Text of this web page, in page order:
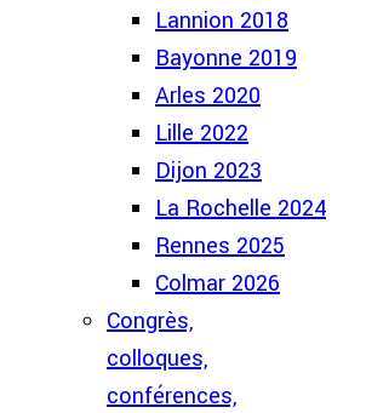
Lannion 2018
Bayonne 2019
Arles 2020
Lille 2022
Dijon 2023
La Rochelle 2024
Rennes 2025
Colmar 2026
Congrès,
colloques,
conférences,